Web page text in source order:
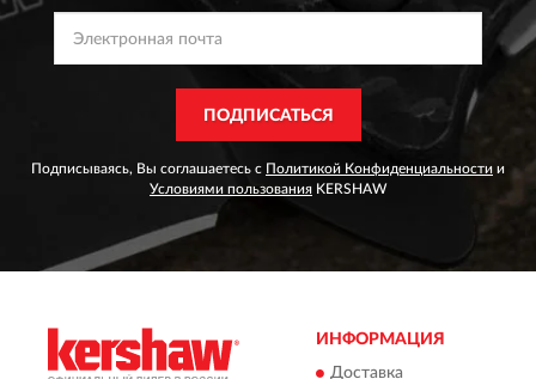
ПОДПИСАТЬСЯ
Подписываясь, Вы соглашаетесь с Политикой Конфиденциальности и
Условиями пользования KERSHAW
ИНФОРМАЦИЯ
Доставка